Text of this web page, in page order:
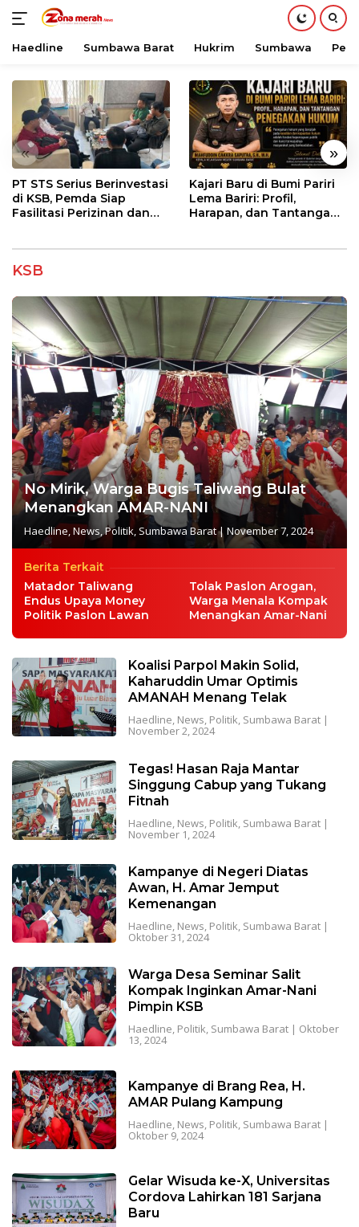
konten
Haedline Sumbawa Barat Hukrim Sumbawa
« »
PT STS Serius Berinvestasi
di KSB, Pemda Siap
Fasilitasi Perizinan dan
Kajari Baru di Bumi Pariri
Lema Bariri: Profil,
Harapan, dan Tantangan
KSB
No Mirik, Warga Bugis Taliwang Bulat
Menangkan AMAR-NANI
Haedline,News,Politik, Sumbawa Barat| November 7, 2024
Berita Terkait
Matador Taliwang
Endus Upaya Money
Politik Paslon Lawan
Tolak Paslon Arogan,
Warga Menala Kompak
Menangkan Amar-Nani
Koalisi Parpol Makin Solid,
Kaharuddin Umar Optimis
AMANAH Menang Telak
Haedline, News, Politik, Sumbawa Barat|
November 2, 2024
Tegas! Hasan Raja Mantar
Singgung Cabup yang Tukang
Fitnah
Haedline News Politik Sumbawa Barat|
November 1, 2024
Kampanye di Negeri Diatas
Awan, H. Amar Jemput
Kemenangan
Haedline, News, Politik, Sumbawa Barat|
Oktober 31, 2024
Warga Desa Seminar Salit
Kompak Inginkan Amar-Nani
Pimpin KSB
Haedline, Politik, Sumbawa Barat| Oktober
13, 2024
Kampanye di Brang Rea, H.
AMAR Pulang Kampung
Haedline, News, Politik, Sumbawa Barat|
Oktober 9, 2024
Gelar Wisuda ke-X, Universitas
Cordova Lahirkan 181 Sarjana
Baru